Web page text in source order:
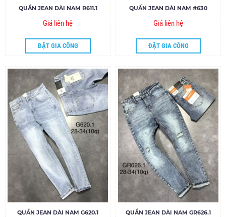
QUẦN JEAN DÀI NAM R611.1
Giá liên hệ
ĐẶT GIA CÔNG
QUẦN JEAN DÀI NAM #630
Giá liên hệ
ĐẶT GIA CÔNG
QUẦN JEAN DÀI NAM G620.1 QUẦN JEAN DÀI NAM GR626.1